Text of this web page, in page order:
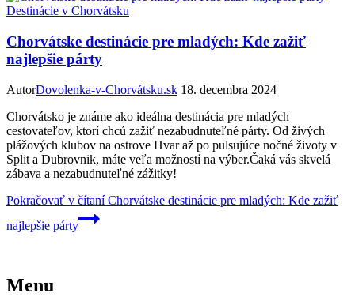
Destinácie v Chorvátsku
Chorvátske destinácie pre mladých: Kde zažiť
najlepšie párty
AutorDovolenka-v-Chorvátsku.sk 18. decembra 2024
Chorvátsko je známe ako ideálna destinácia pre mladých
cestovateľov, ktorí chcú zažiť nezabudnuteľné párty. Od živých
plážových klubov na ostrove Hvar až po pulsujúce nočné životy v
Split a Dubrovnik, máte veľa možností na výber.Čaká vás skvelá
zábava a nezabudnuteľné zážitky!
Pokračovať v čítaníChorvátske destinácie pre mladých: Kde zažiť
najlepšie párty
Menu